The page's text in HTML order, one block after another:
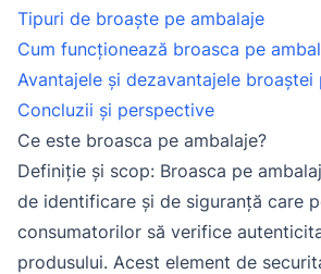
Tipuri de broaște pe ambalaje
Cum funcționează broasca pe
Avantajele și dezavantajele broaștei
Concluzii și perspective
Ce este broasca pe ambalaje?
Definiție și scop: Broasca pe
de identificare și de siguranță care
consumatorilor să verifice
produsului. Acest element de